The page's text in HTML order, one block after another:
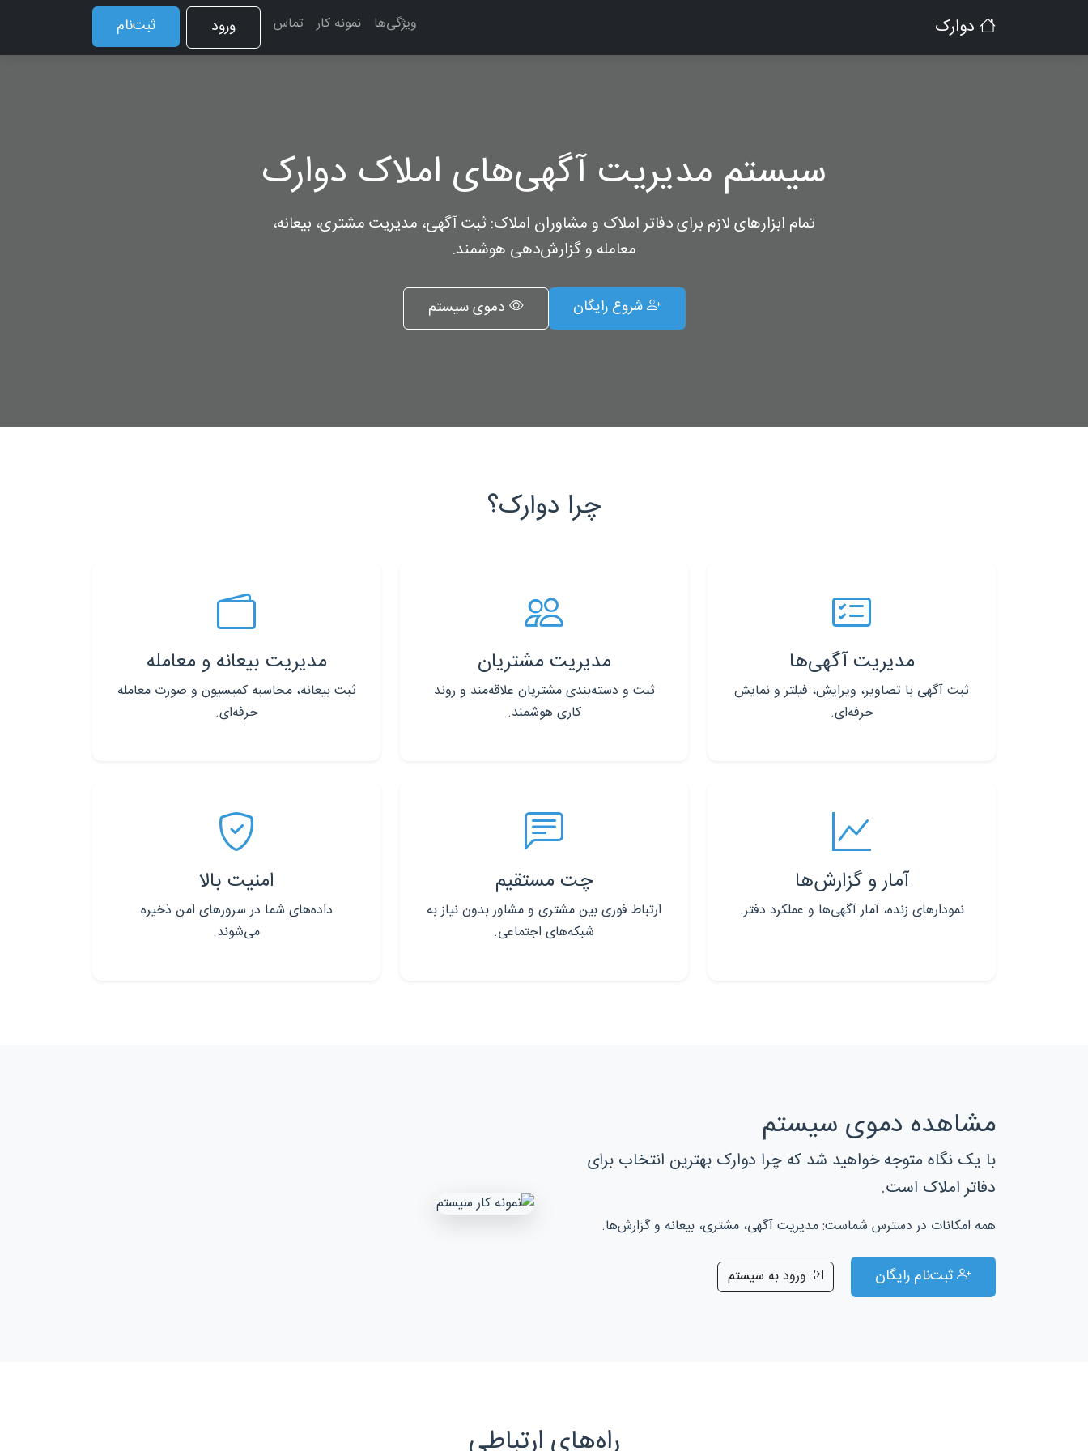
دوارک ویژگی‌ها نمونه کار تماس ورود ثبت‌نام
سیستم مدیریت آگهی‌های املاک دوارک
تمام ابزارهای لازم برای دفاتر املاک و مشاوران املاک: ثبت آگهی، مدیریت مشتری، بیعانه،
معامله و گزارش‌دهی هوشمند.
شروع رایگان دموی سیستم
چرا دوارک؟
مدیریت آگهی‌ها
ثبت آگهی با تصاویر، ویرایش، فیلتر و نمایش
حرفه‌ای.
مدیریت مشتریان
ثبت و دسته‌بندی مشتریان علاقه‌مند و روند
کاری هوشمند.
مدیریت بیعانه و معامله
ثبت بیعانه، محاسبه کمیسیون و صورت معامله
حرفه‌ای.
آمار و گزارش‌ها
نمودارهای زنده، آمار آگهی‌ها و عملکرد دفتر.
چت مستقیم
ارتباط فوری بین مشتری و مشاور بدون نیاز به
شبکه‌های اجتماعی.
امنیت بالا
داده‌های شما در سرورهای امن ذخیره
می‌شوند.
مشاهده دموی سیستم
با یک نگاه متوجه خواهید شد که چرا دوارک بهترین انتخاب برای
دفاتر املاک است.
همه امکانات در دسترس شماست: مدیریت آگهی، مشتری، بیعانه و گزارش‌ها.
ثبت‌نام رایگان ورود به سیستم
راه‌های ارتباطی